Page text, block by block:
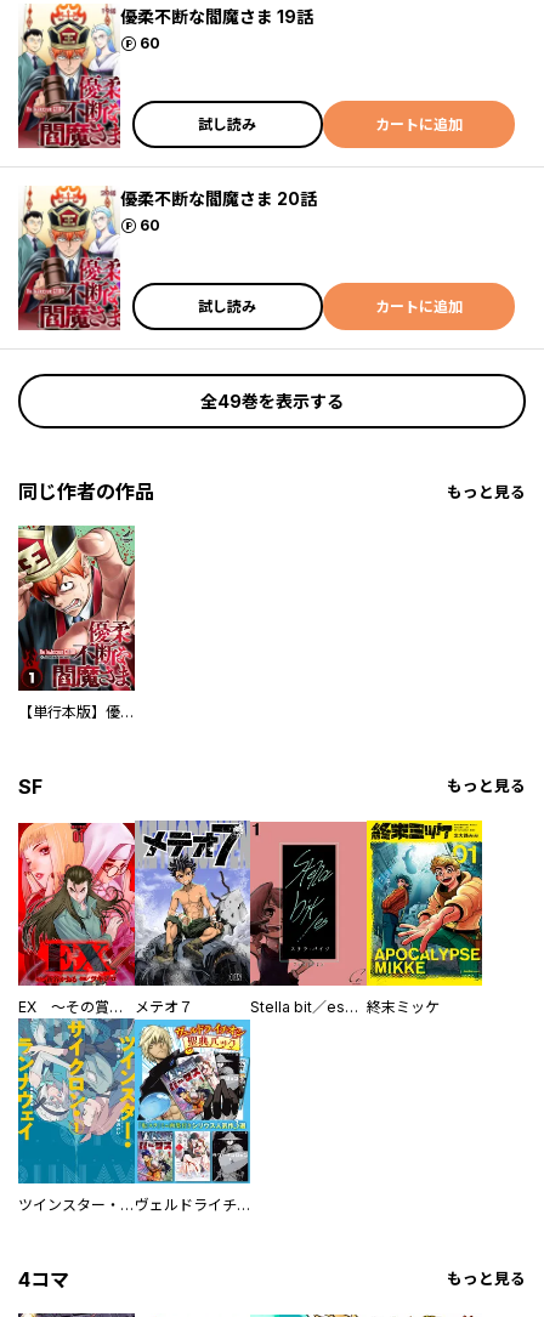
優柔不断な閻魔さま 19話
60
ポイント
試し読み カートに追加
優柔不断な閻魔さま 20話
60
ポイント
試し読み カートに追加
全49巻を表示する
同じ作者の作品 もっと見る
【単行本版】優柔不断な閻魔さま
SF もっと見る
EX ～その賞金稼ぎは、世界の出口を探す～【単行本版】 メテオ７ Stella bit／es【単話版】 終末ミッケ
ツインスター・サイクロン・ランナウェイ ヴェルドライチオシ聖典パック 『転スラ』ミニ画集付き シリウス人気作３選
4コマ もっと見る